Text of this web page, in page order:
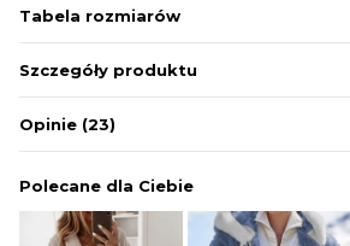
Tabela rozmiarów
Szczegóły produktu
Opinie (23)
Polecane dla Ciebie